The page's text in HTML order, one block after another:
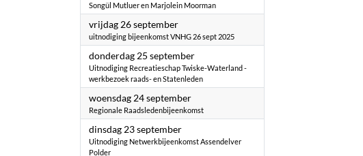
Songül Mutluer en Marjolein Moorman
vrijdag 26 september2025
uitnodiging bijeenkomst VNHG 26 sept 2025
donderdag 25 september2025
Uitnodiging Recreatieschap Twiske-Waterland -
werkbezoek raads- en Statenleden
woensdag 24 september2025
Regionale Raadsledenbijeenkomst
dinsdag 23 september2025
Uitnodiging Netwerkbijeenkomst Assendelver
Polder